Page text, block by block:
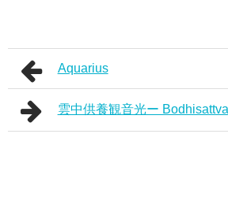
Aquarius
雲中供養観音光ー